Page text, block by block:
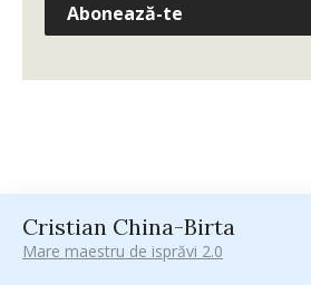
Abonează-te
Cristian China-Birta
Mare maestru de isprăvi 2.0